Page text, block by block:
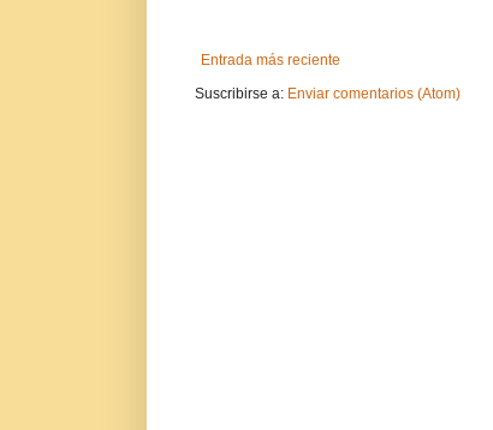
Entrada más reciente
Suscribirse a: Enviar comentarios (Atom)